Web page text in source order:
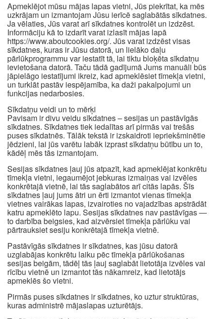
Apmeklējot mūsu mājas lapas vietni, Jūs piekrītat, ka mēs
uzkrājam un izmantojam Jūsu ierīcē saglabātās sīkdatnes.
Ja vēlaties, Jūs varat arī sīkdatnes kontrolēt un izdzēst.
Informāciju kā to izdarīt varat izlasīt mājas lapā
https://www.aboutcookies.org/. Jūs varat izdzēst visas
sīkdatnes, kuras ir Jūsu datorā, un lielāko daļu
pārlūkprogrammu var iestatīt tā, lai tiktu bloķēta sīkdatņu
ievietošana datorā. Taču tādā gadījumā Jums manuāli būs
jāpielāgo iestatījumi ikreiz, kad apmeklēsiet tīmekļa vietni,
un turklāt pastāv iespējamība, ka daži pakalpojumi un
funkcijas nedarbosies.
Sīkdatņu veidi un to mērķi
Pavisam ir divu veidu sīkdatnes – sesijas un pastāvīgās
sīkdatnes. Sīkdatnes tiek iedalītas arī pirmās vai trešās
puses sīkdatnēs. Tālāk tekstā ir izskaidroti iepriekšminētie
jēdzieni, lai jūs varētu labāk izprast sīkdatņu būtību un to,
kādēļ mēs tās izmantojam.
Sesijas sīkdatnes ļauj jūs atpazīt, kad apmeklējat konkrētu
tīmekļa vietni, iegaumējot jebkuras izmaiņas vai izvēles
konkrētajā vietnē, lai tās saglabātos arī citās lapās. Šīs
sīkdatnes ļauj jums ātri un ērti izmantot vienas tīmekļa
vietnes vairākas lapas, izvairoties no vajadzības apstrādāt
katru apmeklēto lapu. Sesijas sīkdatnes nav pastāvīgas —
to darbība beigsies, kad aizvērsiet tīmekļa pārlūku vai
pārtrauksiet sesiju konkrētajā tīmekļa vietnē.
Pastāvīgās sīkdatnes ir sīkdatnes, kas jūsu datorā
uzglabājas konkrētu laiku pēc tīmekļa pārlūkošanas
sesijas beigām, tādēļ tās ļauj saglabāt lietotāja izvēles vai
rīcību vietnē un izmantot tās nākamreiz, kad lietotājs
apmeklēs šo vietni.
Pirmās puses sīkdatnes ir sīkdatnes, ko uztur struktūras,
kuras administrē mājaslapas uzturētājs.